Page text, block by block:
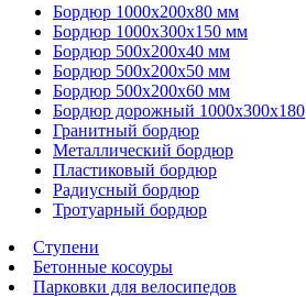
Бордюр 1000х200х80 мм
Бордюр 1000х300х150 мм
Бордюр 500х200х40 мм
Бордюр 500х200х50 мм
Бордюр 500х200х60 мм
Бордюр дорожный 1000х300х180
Гранитный бордюр
Металлический бордюр
Пластиковый бордюр
Радиусный бордюр
Тротуарный бордюр
Ступени
Бетонные косоуры
Парковки для велосипедов